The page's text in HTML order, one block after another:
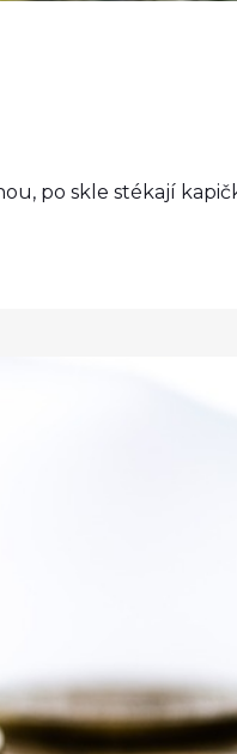
po skle stékají